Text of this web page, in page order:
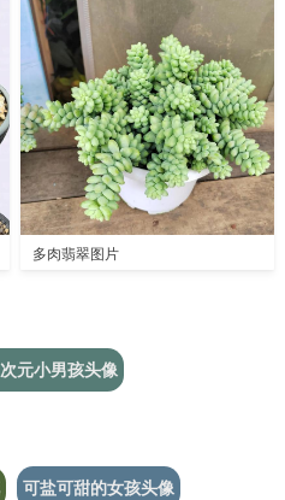
多肉翡翠图片
元小男孩头像
可盐可甜的女孩头像